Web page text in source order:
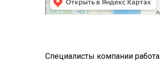
Специалисты компании